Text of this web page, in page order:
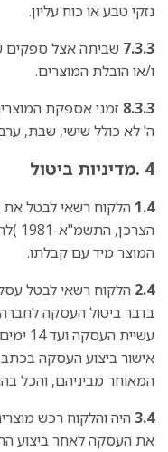
נזקי טבע או כוח עליון.
7.3.3 שביתה אצל ספקים
ו/או הובלת המוצרים.
8.3.3 זמני אספקת
ה' לא כולל שישי, שבת,
4 .מדיניות ביטול
1.4הלקוח רשאי לבטל
המוצר מיד עם קבלתו.
2.4 הלקוח רשאי לבטל
בדבר ביטול העסקה
אישור ביצוע העסקה
המאוחר מביניהם, והכל
3.4היה והלקוח רכש
את העסקה לאחר ביצוע